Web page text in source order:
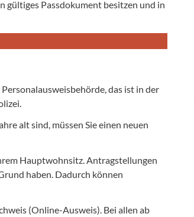
gültiges Passdokument besitzen und in
das ist in der
alt sind, müssen Sie einen neuen
Hauptwohnsitz. Antragstellungen
haben. Dadurch können
(Online-Ausweis). Bei allen ab